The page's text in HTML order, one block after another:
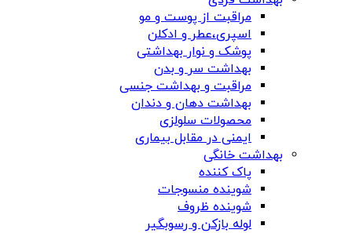
مراقبت از پوست و مو
اسپری،عطر و ادکلن
پوشک و نوار بهداشتی
بهداشت سر و بدن
مراقبت و بهداشت جنسی
بهداشت دهان و دندان
محصولات سلولزی
ایمنی در مقابل بیماری
بهداشت خانگی
پاک کننده
شوینده منسوجات
شوینده ظروف
لوله بازکن و رسوبگیر